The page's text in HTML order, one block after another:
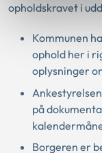
opholdskravet i
Kommunen
ophold her i
oplysninger
på
Borgeren er